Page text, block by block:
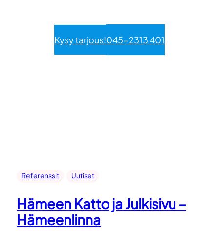
Kysy tarjous!045-2313 401
Referenssit Uutiset
Hämeen Katto ja Julkisivu –
Hämeenlinna